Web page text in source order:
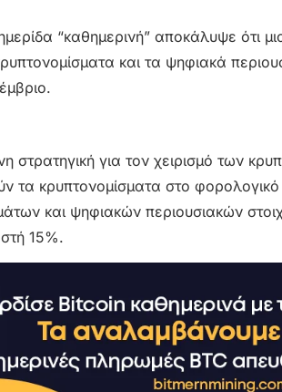
“καθημερινή” αποκάλυψε ότι
και τα ψηφιακά
στρατηγική για τον χειρισμό των
τα κρυπτονομίσματα στο
και ψηφιακών περιουσιακών
15%.